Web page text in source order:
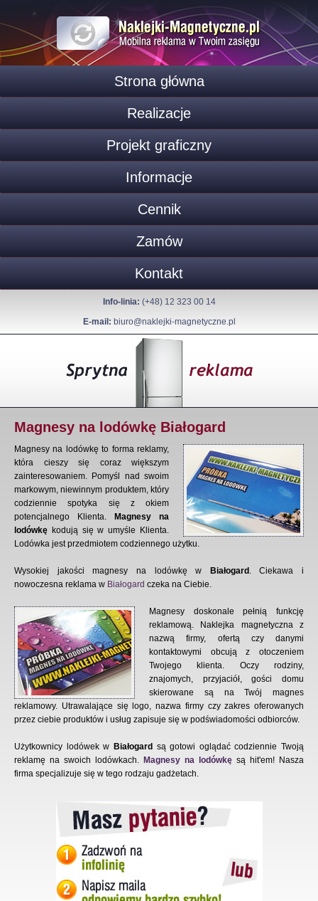
Strona główna
Realizacje
Projekt graficzny
Informacje
Cennik
Zamów
Kontakt
Info-linia: (+48) 12 323 00 14
E-mail: biuro@naklejki-magnetyczne.pl
Magnesy na lodówkę Białogard
Magnesy na lodówkę to forma reklamy,
która cieszy się coraz większym
zainteresowaniem. Pomyśl nad swoim
markowym, niewinnym produktem, który
codziennie spotyka się z okiem
potencjalnego Klienta. Magnesy na
lodówkę kodują się w umyśle Klienta.
Lodówka jest przedmiotem codziennego użytku.
Wysokiej jakości magnesy na lodówkę w Białogard. Ciekawa i
nowoczesna reklama w Białogard czeka na Ciebie.
Magnesy doskonale pełnią funkcję
reklamową. Naklejka magnetyczna z
nazwą firmy, ofertą czy danymi
kontaktowymi obcują z otoczeniem
Twojego klienta. Oczy rodziny,
znajomych, przyjaciół, gości domu
skierowane są na Twój magnes
reklamowy. Utrawalające się logo, nazwa firmy czy zakres oferowanych
przez ciebie produktów i usług zapisuje się w podświadomości odbiorców.
Użytkownicy lodówek w Białogardsą gotowi oglądać codziennie Twoją
reklamę na swoich lodówkach. Magnesy na lodówkę są hit'em! Nasza
firma specjalizuje się w tego rodzaju gadżetach.